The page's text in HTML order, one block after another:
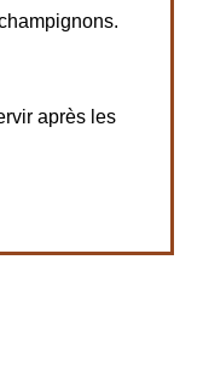
après les